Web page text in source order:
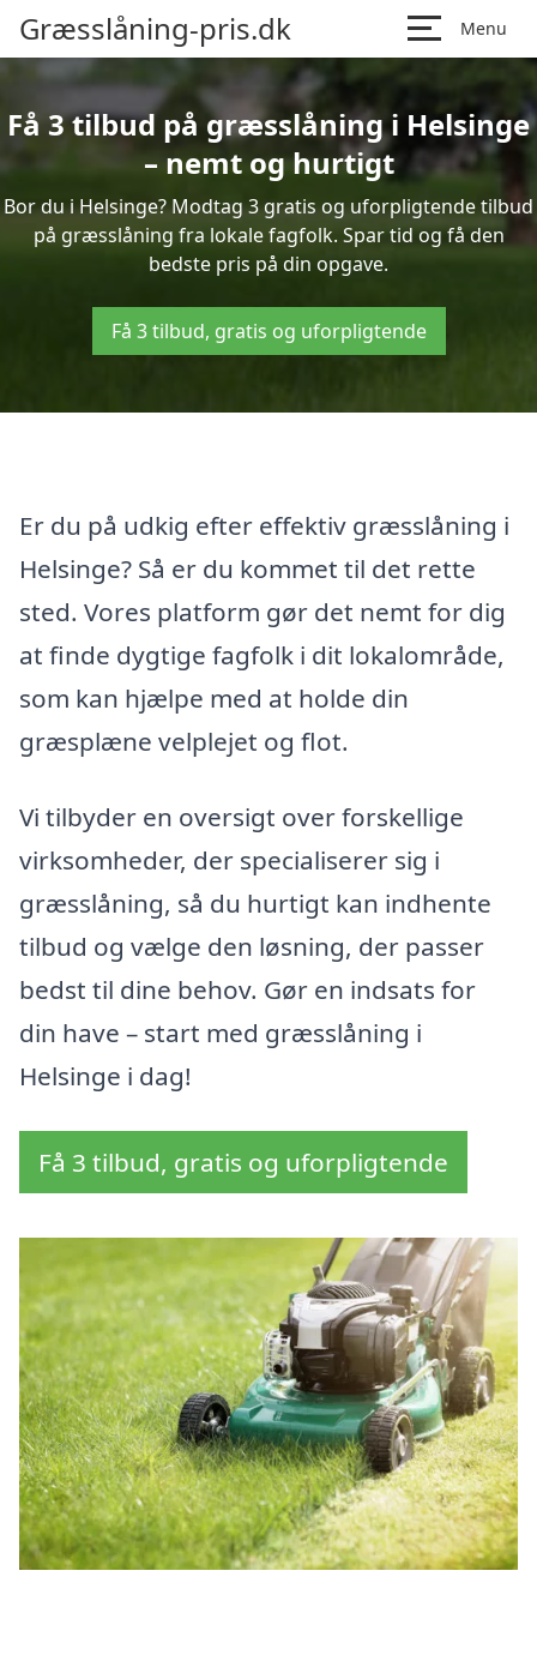
Græsslåning-pris.dk Menu
Få 3 tilbud på græsslåning i Helsinge
– nemt og hurtigt
Bor du i Helsinge? Modtag 3 gratis og uforpligtende tilbud
på græsslåning fra lokale fagfolk. Spar tid og få den
bedste pris på din opgave.
Få 3 tilbud, gratis og uforpligtende
Er du på udkig efter effektiv græsslåning i
Helsinge? Så er du kommet til det rette
sted. Vores platform gør det nemt for dig
at finde dygtige fagfolk i dit lokalområde,
som kan hjælpe med at holde din
græsplæne velplejet og flot.
Vi tilbyder en oversigt over forskellige
virksomheder, der specialiserer sig i
græsslåning, så du hurtigt kan indhente
tilbud og vælge den løsning, der passer
bedst til dine behov. Gør en indsats for
din have – start med græsslåning i
Helsinge i dag!
Få 3 tilbud, gratis og uforpligtende